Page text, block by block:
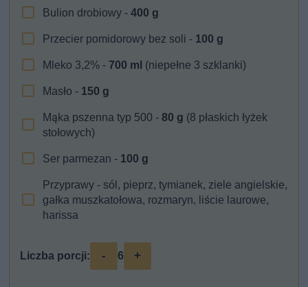
Bulion drobiowy -400 g
Przecier pomidorowy bez soli - 100 g
Mleko 3,2% - 700 ml (niepełne 3 szklanki)
Masło - 150 g
Mąka pszenna typ 500 -80 g (8 płaskich łyżek
stołowych)
Ser parmezan - 100 g
Przyprawy - sól, pieprz, tymianek, ziele angielskie,
gałka muszkatołowa, rozmaryn, liście laurowe,
harissa
Liczba porcji: - 6 +